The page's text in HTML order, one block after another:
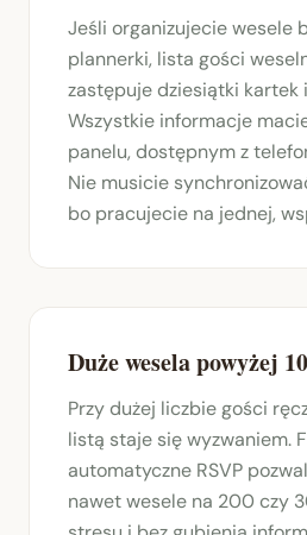
Jeśli organizujecie wesele
plannerki, lista gości
zastępuje dziesiątki kartek
Wszystkie informacje
panelu, dostępnym z
Nie musicie
bo pracujecie na jednej,
Duże wesela powyżej
Przy dużej liczbie gości
listą staje się wyzwaniem.
automatyczne RSVP
nawet wesele na 200 czy